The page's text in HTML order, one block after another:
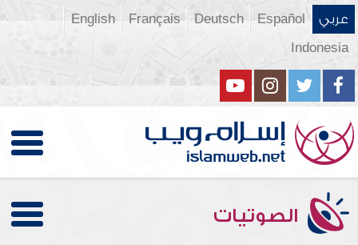
عربي Español
Deutsch
Français
English
Indonesia
الصوتيات